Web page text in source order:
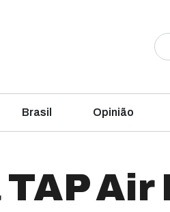
Brasil Opinião
Air